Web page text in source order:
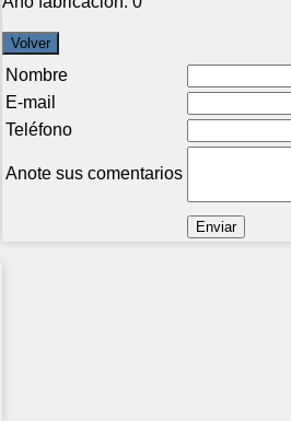
Nombre
E-mail
Teléfono
Anote sus comentarios